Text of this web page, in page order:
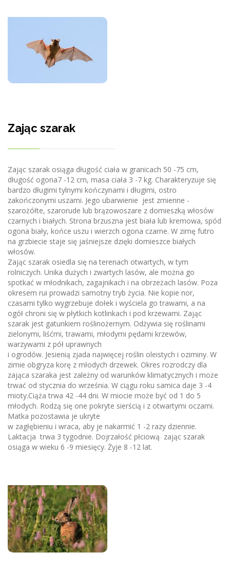
Zając szarak
Zając szarak osiąga długość ciała w granicach 50 -75 cm,
długość ogona7 -12 cm, masa ciała 3 -7 kg. Charakteryzuje się
bardzo długimi tylnymi kończynami i długimi, ostro
zakończonymi uszami. Jego ubarwienie jest zmienne -
szarożółte, szarorude lub brązowoszare z domieszką włosów
czarnych i białych. Strona brzuszna jest biała lub kremowa, spód
ogona biały, końce uszu i wierzch ogona czarne. W zimę futro
na grzbiecie staje się jaśniejsze dzięki domieszce białych
włosów.
Zając szarak osiedla się na terenach otwartych, w tym
rolniczych. Unika dużych i zwartych lasów, ale można go
spotkać w młodnikach, zagajnikach i na obrzeżach lasów. Poza
okresem rui prowadzi samotny tryb życia. Nie kopie nor,
czasami tylko wygrzebuje dołek i wyściela go trawami, a na
ogół chroni się w płytkich kotlinkach i pod krzewami. Zając
szarak jest gatunkiem roślinożernym. Odżywia się roślinami
zielonymi, liśćmi, trawami, młodymi pędami krzewów,
warzywami z pół uprawnych
i ogrodów. Jesienią zjada najwięcej roślin oleistych i oziminy. W
zimie obgryza korę z młodych drzewek. Okres rozrodczy dla
zająca szaraka jest zależny od warunków klimatycznych i może
trwać od stycznia do września. W ciągu roku samica daje 3 -4
mioty.Ciąża trwa 42 -44 dni. W miocie może być od 1 do 5
młodych. Rodzą się one pokryte sierścią i z otwartymi oczami.
Matka pozostawia je ukryte
w zagłębieniu i wraca, aby je nakarmić 1 -2 razy dziennie.
Laktacja trwa 3 tygodnie. Dojrzałość płciową zając szarak
osiąga w wieku 6 -9 miesięcy. Żyje 8 -12 lat.